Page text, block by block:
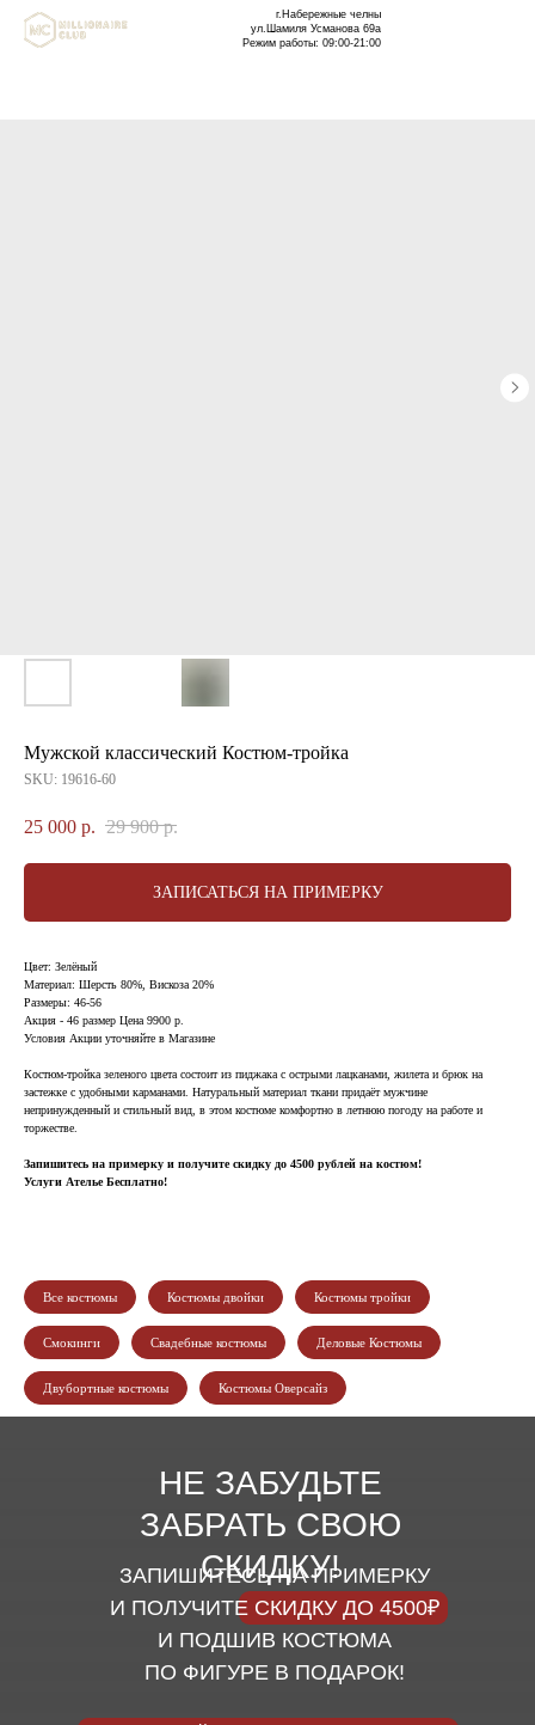
г.Набережные челны
ул.Шамиля Усманова 69а
Режим работы: 09:00-21:00
Мужской классический Костюм-тройка
SKU: 19616-60
25 000 р. 29 900 р.
ЗАПИСАТЬСЯ НА ПРИМЕРКУ
Цвет: Зелёный
Материал: Шерсть 80%, Вискоза 20%
Размеры: 46-56
Акция - 46 размер Цена 9900 р.
Условия Акции уточняйте в Магазине
Костюм-тройка зеленого цвета состоит из пиджака с острыми лацканами, жилета и брюк на
застежке с удобными карманами. Натуральный материал ткани придаёт мужчине
непринужденный и стильный вид, в этом костюме комфортно в летнюю погоду на работе и
торжестве.
Запишитесь на примерку и получите скидку до 4500 рублей на костюм!
Услуги Ателье Бесплатно!
Все костюмы Костюмы двойки Костюмы тройки
Смокинги Свадебные костюмы Деловые Костюмы
Двубортные костюмы Костюмы Оверсайз
НЕ ЗАБУДЬТЕ
ЗАБРАТЬ СВОЮ
СКИДКУ!
ЗАПИШИТЕСЬ НА ПРИМЕРКУ
И ПОЛУЧИТЕ СКИДКУ ДО 4500₽
И ПОДШИВ КОСТЮМА
ПО ФИГУРЕ В ПОДАРОК!